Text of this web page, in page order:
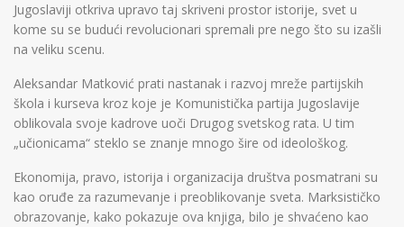
Jugoslaviji otkriva upravo taj skriveni prostor istorije, svet u
kome su se budući revolucionari spremali pre nego što su izašli
na veliku scenu.
Aleksandar Matković prati nastanak i razvoj mreže partijskih
škola i kurseva kroz koje je Komunistička partija Jugoslavije
oblikovala svoje kadrove uoči Drugog svetskog rata. U tim
„učionicama“ steklo se znanje mnogo šire od ideološkog.
Ekonomija, pravo, istorija i organizacija društva posmatrani su
kao oruđe za razumevanje i preoblikovanje sveta. Marksističko
obrazovanje, kako pokazuje ova knjiga, bilo je shvaćeno kao